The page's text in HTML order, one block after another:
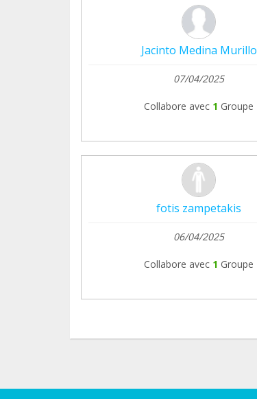
Jacinto Medina Murillo
07/04/2025
Collabore avec 1 Groupe
fotis zampetakis
06/04/2025
Collabore avec 1 Groupe